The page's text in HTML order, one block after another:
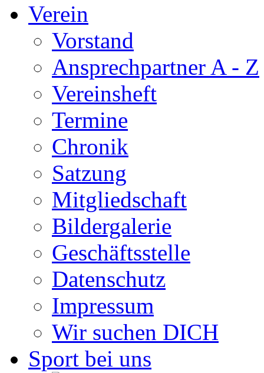
Verein
Vorstand
Ansprechpartner A - Z
Vereinsheft
Termine
Chronik
Satzung
Mitgliedschaft
Bildergalerie
Geschäftsstelle
Datenschutz
Impressum
Wir suchen DICH
Sport bei uns